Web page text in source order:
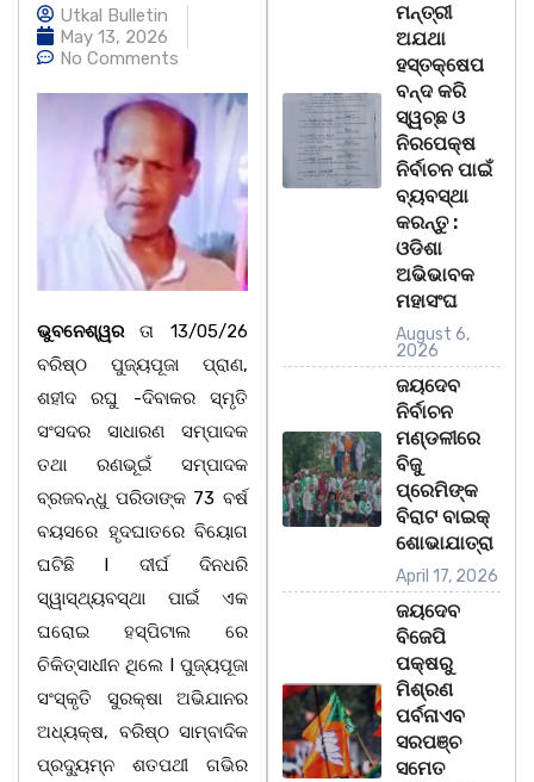
Utkal Bulletin
May 13, 2026
No Comments
ଭୁବନେଶ୍ୱର ତା 13/05/26
ବରିଷ୍ଠ ପୁଜ୍ୟପୂଜା ପ୍ରାଣ,
ଶହୀଦ ରଘୁ -ଦିବାକର ସ୍ମୃତି
ସଂସଦର ସାଧାରଣ ସମ୍ପାଦକ
ତଥା ରଣଭୂଇଁ ସମ୍ପାଦକ
ବ୍ରଜବନ୍ଧୁ ପରିଡାଙ୍କ 73 ବର୍ଷ
ବୟସରେ ହୃଦଘାତରେ ବିୟୋଗ
ଘଟିଛି l ଦୀର୍ଘ ଦିନଧରି
ସ୍ୱାସ୍ଥ୍ୟବସ୍ଥା ପାଇଁ ଏକ
ଘରୋଇ ହସ୍ପିଟାଲ ରେ
ଚିକିତ୍ସାଧୀନ ଥିଲେ l ପୁଜ୍ୟପୂଜା
ସଂସ୍କୃତି ସୁରକ୍ଷା ଅଭିଯାନର
ଅଧ୍ୟକ୍ଷ, ବରିଷ୍ଠ ସାମ୍ବାଦିକ
ପ୍ରଦ୍ୟୁମ୍ନ ଶତପଥୀ ଗଭିର
ମନ୍ତ୍ରୀ
ଅଯଥା
ହସ୍ତକ୍ଷେପ
ବନ୍ଦ କରି
ସ୍ୱଚ୍ଛ ଓ
ନିରପେକ୍ଷ
ନିର୍ବାଚନ ପାଇଁ
ବ୍ୟବସ୍ଥା
କରନ୍ତୁ :
ଓଡିଶା
ଅଭିଭାବକ
ମହାସଂଘ
August 6,
2026
ଜୟଦେବ
ନିର୍ବାଚନ
ମଣ୍ଡଳୀରେ
ବିଜୁ
ପ୍ରେମିଙ୍କ
ବିରାଟ ବାଇକ୍
ଶୋଭାଯାତ୍ରା
April 17, 2026
ଜୟଦେବ
ବିଜେପି
ପକ୍ଷରୁ
ମିଶ୍ରଣ
ପର୍ବନାଏବ
ସରପଞ୍ଚ
ସମେତ